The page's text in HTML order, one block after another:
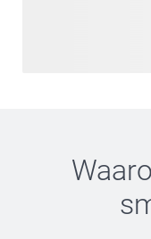
de inner circle.